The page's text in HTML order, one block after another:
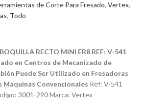
de Corte Para Fresado, Vertex,
, Todo
RECTO MINI ER8 REF: V-541
en Centros de Mecanizado de
Puede Ser Utilizado en Fresadoras
Maquinas Convencionales Ref: V-541
3001-290 Marca: Vertex